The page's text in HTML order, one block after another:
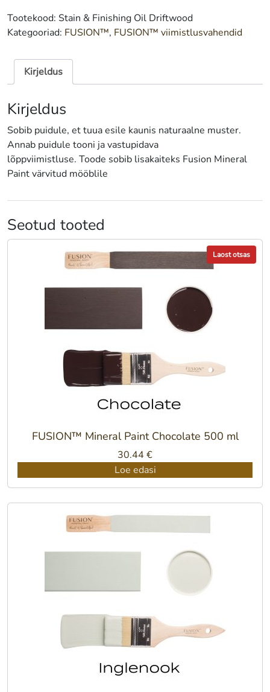
Stain
&
Oil
Driftwood
237
ml
kogus
Tootekood: Stain & Finishing Oil Driftwood
Kategooriad: FUSION™, FUSION™ viimistlusvahendid
Kirjeldus
Kirjeldus
Sobib puidule, et tuua esile kaunis naturaalne muster.
Annab puidule tooni ja vastupidava
lõppviimistluse. Toode sobib lisakaiteks Fusion Mineral
Paint värvitud mööblile
Seotud tooted
Laost otsas
FUSION™ Mineral Paint Chocolate 500 ml
30.44 €
Loe edasi